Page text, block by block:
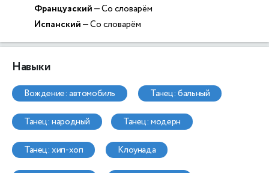
Французский— Со словарём
Испанский— Со словарём
Навыки
вождение: автомобиль танец: бальный
танец: народный танец: модерн
танец: хип-хоп клоунада